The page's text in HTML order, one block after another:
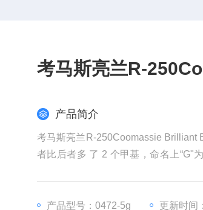
考马斯亮兰R-
产品简介
考马斯亮兰R-250Coomassie Brilliant
者比后者多 了 2 个甲基，命名上“G"
产品型号：0472-5g 更新时间